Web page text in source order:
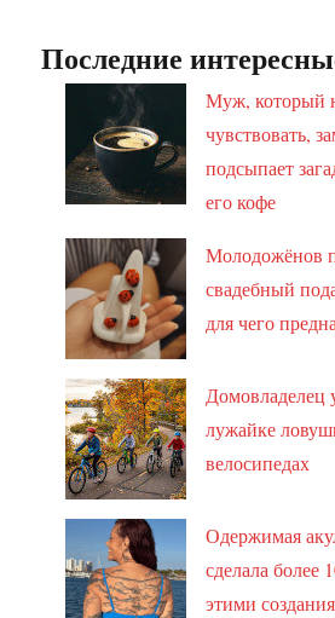
Последние
Муж, который
чувствовать,
подсыпает
его кофе
Молодожёнов
свадебный
для чего
Домовладелец
лужайке
велосипедах
Одержимая
сделала более
этими